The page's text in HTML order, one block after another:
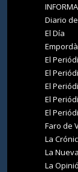
Diario
El Día
Empordà
El
El
El
El
El
Faro de
La
La
La